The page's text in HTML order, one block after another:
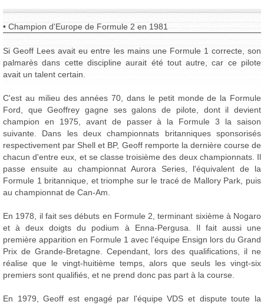
• Champion d'Europe de Formule 2 en 1981
Si Geoff Lees avait eu entre les mains une Formule 1 correcte, son
palmarès dans cette discipline aurait été tout autre, car ce pilote
avait un talent certain.
C'est au milieu des années 70, dans le petit monde de la Formule
Ford, que Geoffrey gagne ses galons de pilote, dont il devient
champion en 1975, avant de passer à la Formule 3 la saison
suivante. Dans les deux championnats britanniques sponsorisés
respectivement par Shell et BP, Geoff remporte la dernière course de
chacun d'entre eux, et se classe troisième des deux championnats. Il
passe ensuite au championnat Aurora Series, l'équivalent de la
Formule 1 britannique, et triomphe sur le tracé de Mallory Park, puis
au championnat de Can-Am.
En 1978, il fait ses débuts en Formule 2, terminant sixième à Nogaro
et à deux doigts du podium à Enna-Pergusa. Il fait aussi une
première apparition en Formule 1 avec l'équipe Ensign lors du Grand
Prix de Grande-Bretagne. Cependant, lors des qualifications, il ne
réalise que le vingt-huitième temps, alors que seuls les vingt-six
premiers sont qualifiés, et ne prend donc pas part à la course.
En 1979, Geoff est engagé par l'équipe VDS et dispute toute la